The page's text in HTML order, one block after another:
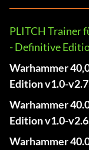
PLITCH Trainer
- Definitive
Warhammer
Edition v1.0-
Warhammer
Edition v1.0-
Warhammer